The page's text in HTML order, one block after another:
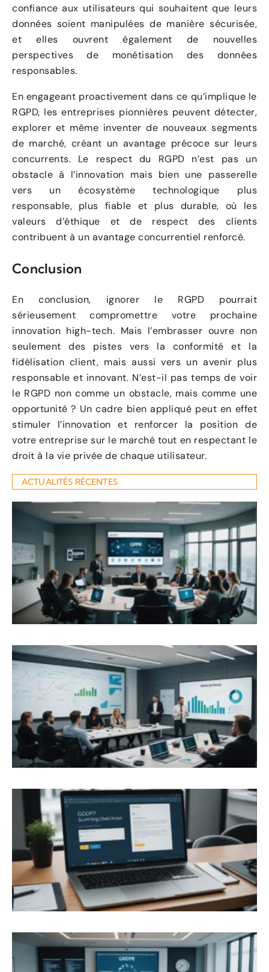
confiance aux utilisateurs qui souhaitent que leurs
données soient manipulées de manière sécurisée,
et elles ouvrent également de nouvelles
perspectives de monétisation des données
responsables.
En engageant proactivement dans ce qu’implique le
RGPD, les entreprises pionnières peuvent détecter,
explorer et même inventer de nouveaux segments
de marché, créant un avantage précoce sur leurs
concurrents. Le respect du RGPD n’est pas un
obstacle à l’innovation mais bien une passerelle
vers un écosystème technologique plus
responsable, plus fiable et plus durable, où les
valeurs d’éthique et de respect des clients
contribuent à un avantage concurrentiel renforcé.
Conclusion
En conclusion, ignorer le RGPD pourrait
sérieusement compromettre votre prochaine
innovation high-tech. Mais l’embrasser ouvre non
seulement des pistes vers la conformité et la
fidélisation client, mais aussi vers un avenir plus
responsable et innovant. N’est-il pas temps de voir
le RGPD non comme un obstacle, mais comme une
opportunité ? Un cadre bien appliqué peut en effet
stimuler l’innovation et renforcer la position de
votre entreprise sur le marché tout en respectant le
droit à la vie privée de chaque utilisateur.
ACTUALITÉS RÉCENTES